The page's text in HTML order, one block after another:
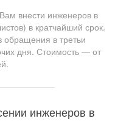
внести инженеров в
в кратчайший срок.
обращения в третьи
дня. Стоимость — от
инженеров в